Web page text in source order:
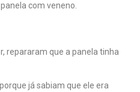
com veneno.
repararam que a panela tinha
já sabiam que ele era